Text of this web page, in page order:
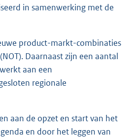
in samenwerking met de
product-markt-combinaties
Daarnaast zijn een aantal
aan een
regionale
aan de opzet en start van het
en door het leggen van